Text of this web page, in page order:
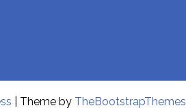
| Theme by TheBootstrapThemes